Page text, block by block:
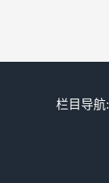
栏目导航: